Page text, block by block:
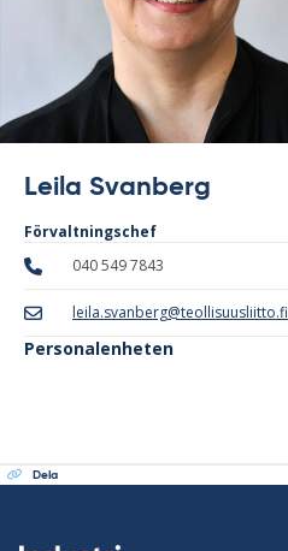
Leila Svanberg
Förvaltningschef
040 549 7843
leila.svanberg@teollisuusliitto.fi
Personalenheten
Dela